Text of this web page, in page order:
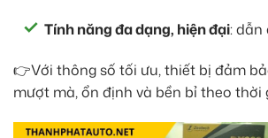
Tính năng đa dạng, hiện đại: dẫn
👉Với thông số tối ưu, thiết bị đảm
mượt mà, ổn định và bền bỉ theo thời